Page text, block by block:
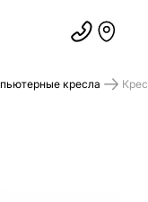
кресла